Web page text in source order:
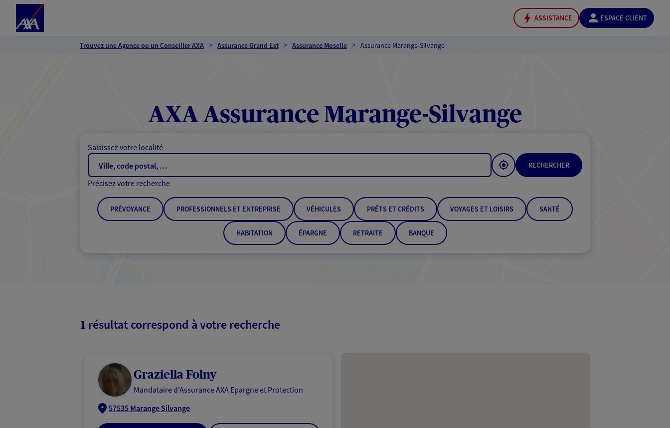
ASSISTANCE ESPACE CLIENT
Trouvez une Agence ou un Conseiller AXA Assurance Grand Est Assurance Moselle Assurance Marange-Silvange
AXA Assurance Marange-Silvange
Saisissez votre localité
RECHERCHER
Précisez votre recherche
PRÉVOYANCE PROFESSIONNELS ET ENTREPRISE VÉHICULES PRÊTS ET CRÉDITS VOYAGES ET LOISIRS SANTÉ
HABITATION ÉPARGNE RETRAITE BANQUE
1 résultat correspond à votre recherche
Graziella Folny
Mandataire d'Assurance AXA Epargne et Protection
57535 Marange Silvange